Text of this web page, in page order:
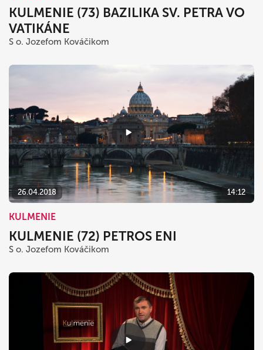
KULMENIE (73) BAZILIKA SV. PETRA VO
VATIKÁNE
S o. Jozefom Kováčikom
26.04.2018 14:12
KULMENIE
KULMENIE (72) PETROS ENI
S o. Jozefom Kováčikom